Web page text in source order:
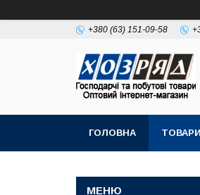
+380 (63) 151-09-58
ГОЛОВНА